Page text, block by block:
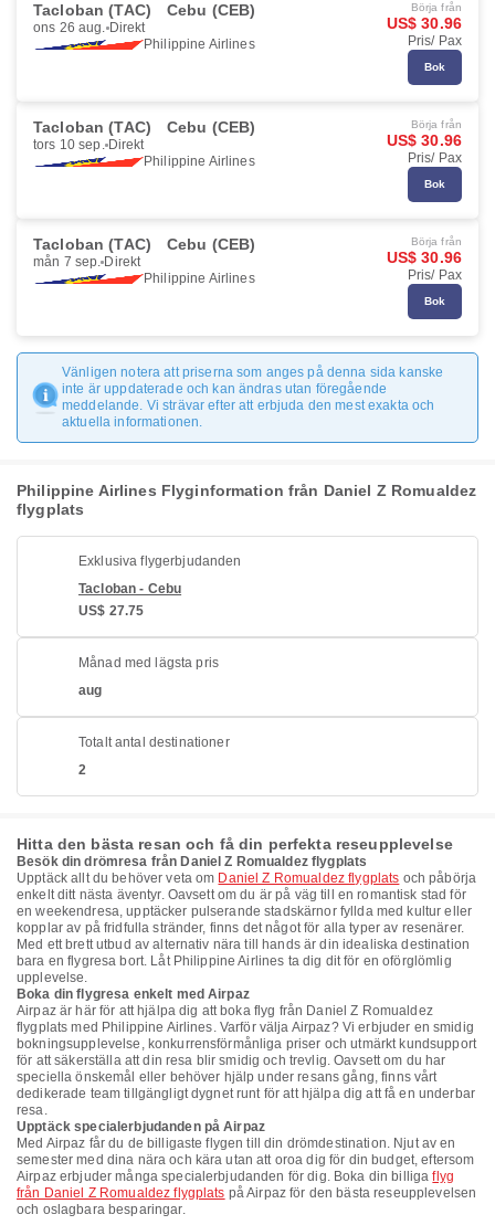
Tacloban (TAC) Cebu (CEB)
ons 26 aug. Direkt
Philippine Airlines
Börja från
US$ 30.96
Pris/ Pax
Bok
Tacloban (TAC) Cebu (CEB)
tors 10 sep. Direkt
Philippine Airlines
Börja från
US$ 30.96
Pris/ Pax
Bok
Tacloban (TAC) Cebu (CEB)
mån 7 sep. Direkt
Philippine Airlines
Börja från
US$ 30.96
Pris/ Pax
Bok
Vänligen notera att priserna som anges på denna sida kanske
inte är uppdaterade och kan ändras utan föregående
meddelande. Vi strävar efter att erbjuda den mest exakta och
aktuella informationen.
Philippine Airlines Flyginformation från Daniel Z Romualdez
flygplats
Exklusiva flygerbjudanden
Tacloban - Cebu
US$ 27.75
Månad med lägsta pris
aug
Totalt antal destinationer
2
Hitta den bästa resan och få din perfekta reseupplevelse
Besök din drömresa från Daniel Z Romualdez flygplats
Upptäck allt du behöver veta om Daniel Z Romualdez flygplats och påbörja
enkelt ditt nästa äventyr. Oavsett om du är på väg till en romantisk stad för
en weekendresa, upptäcker pulserande stadskärnor fyllda med kultur eller
kopplar av på fridfulla stränder, finns det något för alla typer av resenärer.
Med ett brett utbud av alternativ nära till hands är din idealiska destination
bara en flygresa bort. Låt Philippine Airlines ta dig dit för en oförglömlig
upplevelse.
Boka din flygresa enkelt med Airpaz
Airpaz är här för att hjälpa dig att boka flyg från Daniel Z Romualdez
flygplats med Philippine Airlines. Varför välja Airpaz? Vi erbjuder en smidig
bokningsupplevelse, konkurrensförmånliga priser och utmärkt kundsupport
för att säkerställa att din resa blir smidig och trevlig. Oavsett om du har
speciella önskemål eller behöver hjälp under resans gång, finns vårt
dedikerade team tillgängligt dygnet runt för att hjälpa dig att få en underbar
resa.
Upptäck specialerbjudanden på Airpaz
Med Airpaz får du de billigaste flygen till din drömdestination. Njut av en
semester med dina nära och kära utan att oroa dig för din budget, eftersom
Airpaz erbjuder många specialerbjudanden för dig. Boka din billigaflyg
från Daniel Z Romualdez flygplats på Airpaz för den bästa reseupplevelsen
och oslagbara besparingar.